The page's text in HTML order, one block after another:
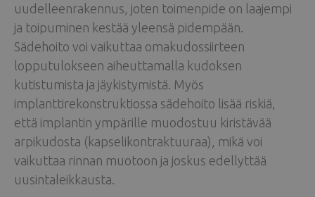
uudelleenrakennus, joten toimenpide on laajempi
ja toipuminen kestää yleensä pidempään.
Sädehoito voi vaikuttaa omakudossiirteen
lopputulokseen aiheuttamalla kudoksen
kutistumista ja jäykistymistä. Myös
implanttirekonstruktiossa sädehoito lisää riskiä,
että implantin ympärille muodostuu kiristävää
arpikudosta (kapselikontraktuuraa), mikä voi
vaikuttaa rinnan muotoon ja joskus edellyttää
uusintaleikkausta.